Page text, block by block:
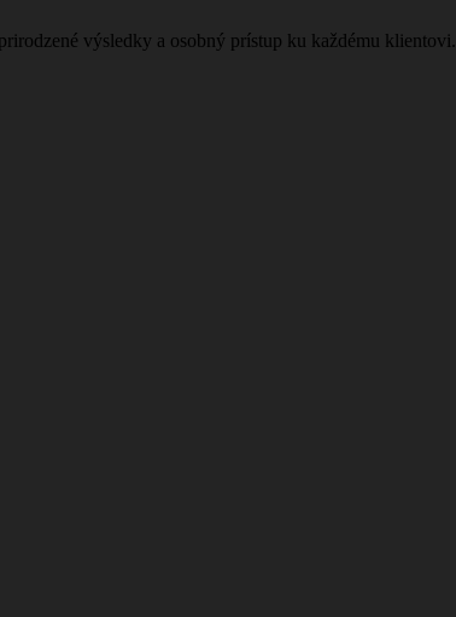
výsledky a osobný prístup ku každému klientovi.